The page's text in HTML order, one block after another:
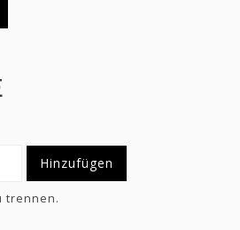
Hinzufügen
trennen.